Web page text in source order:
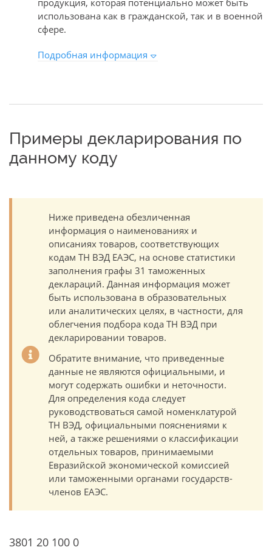
продукция, которая потенциально может быть
использована как в гражданской, так и в военной
сфере.
Подробная информация
Примеры декларирования по
данному коду
Ниже приведена обезличенная
информация о наименованиях и
описаниях товаров, соответствующих
кодам ТН ВЭД ЕАЭС, на основе статистики
заполнения графы 31 таможенных
деклараций. Данная информация может
быть использована в образовательных
или аналитических целях, в частности, для
облегчения подбора кода ТН ВЭД при
декларировании товаров.
Обратите внимание, что приведенные
данные не являются официальными, и
могут содержать ошибки и неточности.
Для определения кода следует
руководствоваться самой номенклатурой
ТН ВЭД, официальными пояснениями к
ней, а также решениями о классификации
отдельных товаров, принимаемыми
Евразийской экономической комиссией
или таможенными органами государств-
членов ЕАЭС.
3801 20 100 0